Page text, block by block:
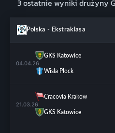
3 ostatnie wyniki drużyny
Polska - Ekstraklasa
04.04.26
GKS Katowice
Wisla Plock
21.03.26
Cracovia Krakow
GKS Katowice